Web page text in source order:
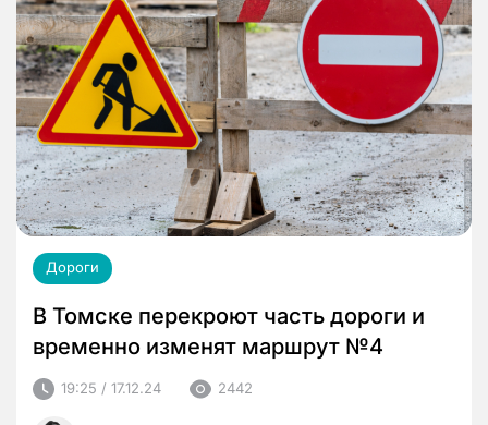
Дороги
В Томске перекроют часть дороги и
временно изменят маршрут №4
19:25 / 17.12.24 2442